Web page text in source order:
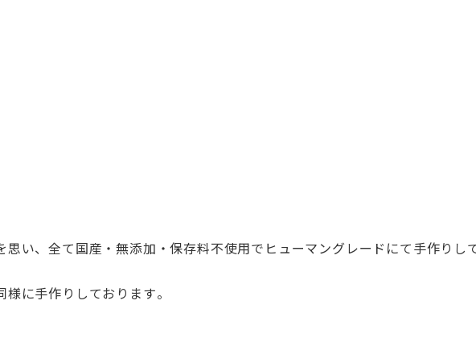
思い、全て国産・無添加・保存料不使用でヒューマングレードにて手作りし
様に手作りしております。